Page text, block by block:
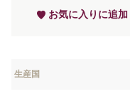
お気に入りに追加
生産国